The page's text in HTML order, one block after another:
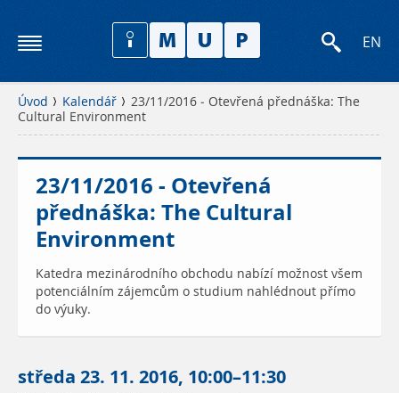
EN
Úvod Kalendář
23/11/2016 - Otevřená přednáška: The
Cultural Environment
23/11/2016 - Otevřená
přednáška: The Cultural
Environment
Katedra mezinárodního obchodu nabízí možnost všem
potenciálním zájemcům o studium nahlédnout přímo
do výuky.
středa 23. 11. 2016, 10:00–11:30